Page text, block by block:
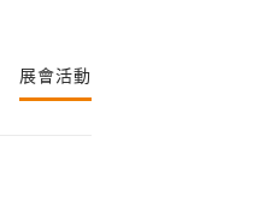
展會活動